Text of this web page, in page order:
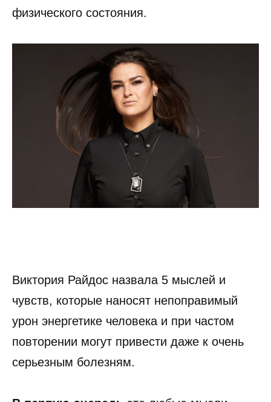
физического состояния.
Виктория Райдос назвала 5 мыслей и
чувств, которые наносят непоправимый
урон энергетике человека и при частом
повторении могут привести даже к очень
серьезным болезням.